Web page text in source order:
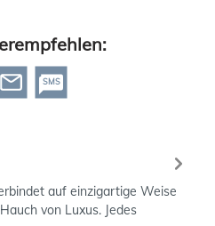
SMS
auf einzigartige Weise
von Luxus. Jedes